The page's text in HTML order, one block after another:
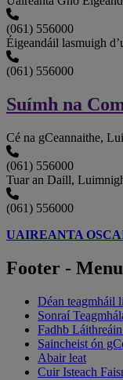
(061) 556000
Éigeandáil lasmuigh
(061) 556000
Suímh na
Cé na gCeannaithe,
(061) 556000
Tuar an Daill,
(061) 556000
UAIREANTA
Footer -
Déan teagmháil
Sonraí
Fadhb
Saincheist ón
Abair leat
Cuir Isteach